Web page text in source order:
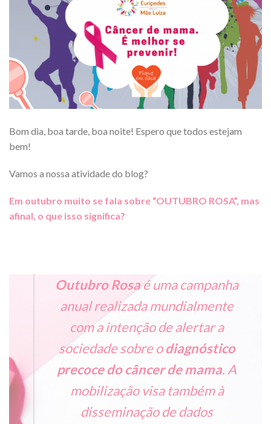
Bom dia, boa tarde, boa noite! Espero que todos estejam
bem!
Vamos a nossa atividade do blog?
Em outubro muito se fala sobre “OUTUBRO ROSA”, mas
afinal, o que isso significa?
Outubro Rosaé uma campanha
anual realizada mundialmente
com a intenção de alertar a
sociedade sobre odiagnóstico
precoce do câncer de mama. A
mobilização visa também à
disseminação de dados